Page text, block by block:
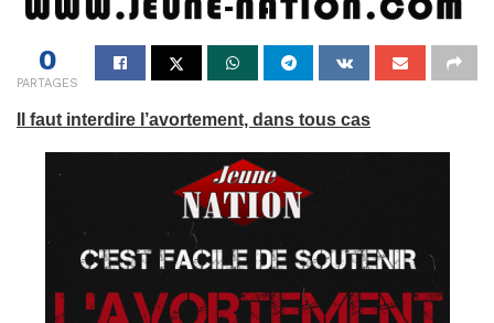
0
PARTAGES
Il faut interdire l’avortement, dans tous cas